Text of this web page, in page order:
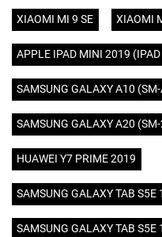
XIAOMI MI 9 SE XIAOMI
APPLE IPAD MINI 2019
SAMSUNG GALAXY A10
SAMSUNG GALAXY A20
HUAWEI Y7 PRIME 2019
SAMSUNG GALAXY TAB
SAMSUNG GALAXY TAB